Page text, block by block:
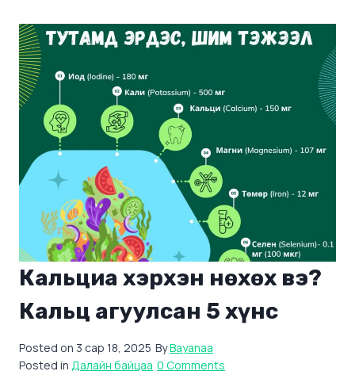
Кальциа хэрхэн нөхөх вэ?
Кальц агуулсан 5 хүнс
Posted on 3 сар 18, 2025 ByBayanaa
Posted in Далайн байцаа 0 Comments